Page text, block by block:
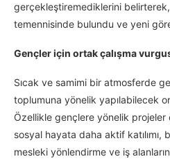
gerçekleştiremediklerini belirterek,
temennisinde bulundu ve yeni
Gençler için ortak çalışma
Sıcak ve samimi bir atmosferde
toplumuna yönelik yapılabilecek
Özellikle gençlere yönelik projeler
sosyal hayata daha aktif katılımı,
mesleki yönlendirme ve iş